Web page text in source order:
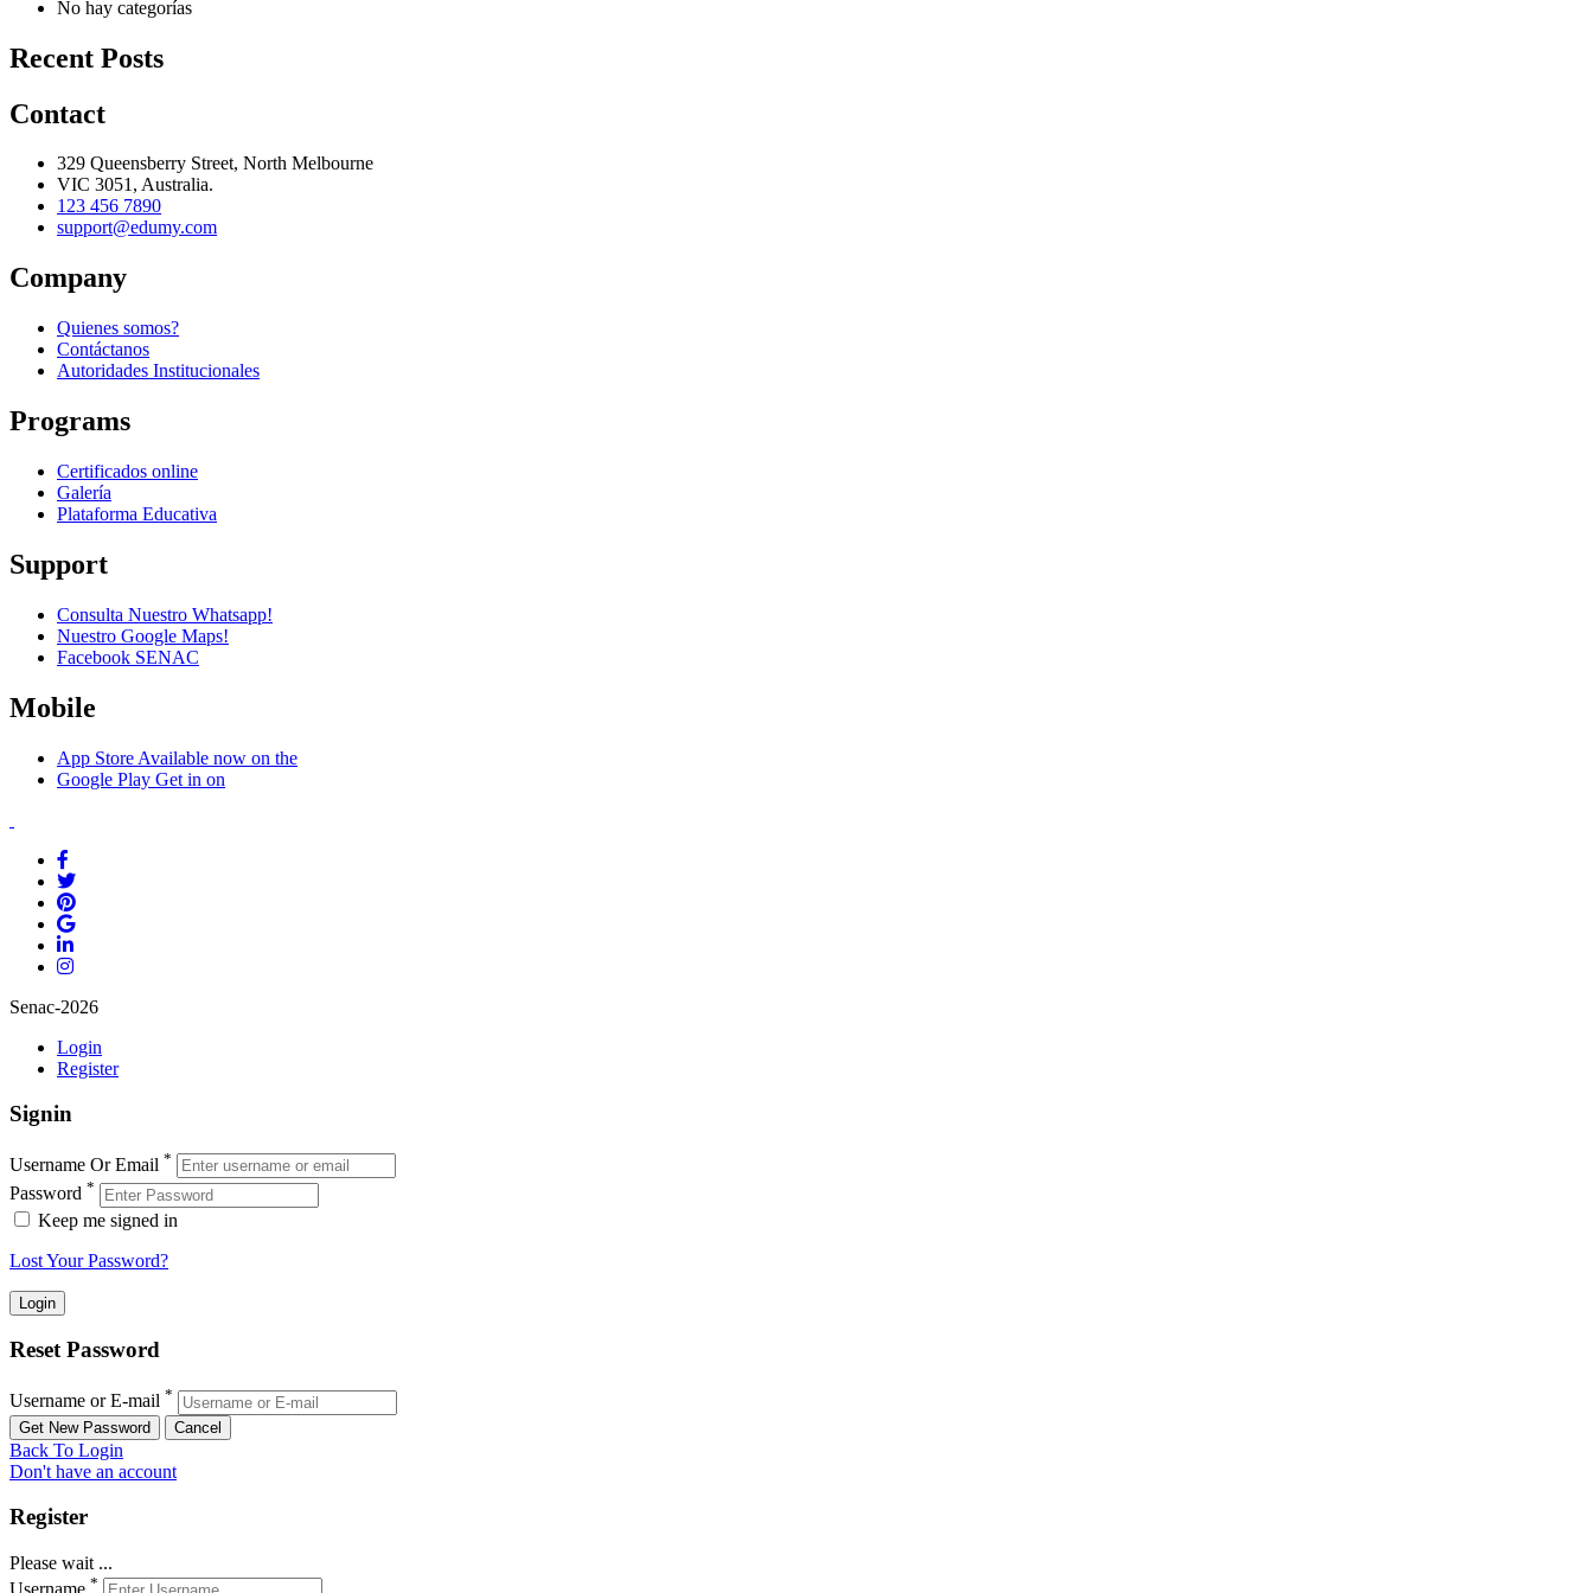
No hay categorías
Recent Posts
Contact
329 Queensberry Street, North Melbourne
VIC 3051, Australia.
123 456 7890
support@edumy.com
Company
Quienes somos?
Contáctanos
Autoridades Institucionales
Programs
Certificados online
Galería
Plataforma Educativa
Support
Consulta Nuestro Whatsapp!
Nuestro Google Maps!
Facebook SENAC
Mobile
App Store Available now on the
Google Play Get in on
Senac-2026
Login
Register
Signin
Username Or Email *
Password *
Keep me signed in
Lost Your Password?
Reset Password
Username or E-mail *
Back To Login
Don't have an account
Register
Please wait ...
*